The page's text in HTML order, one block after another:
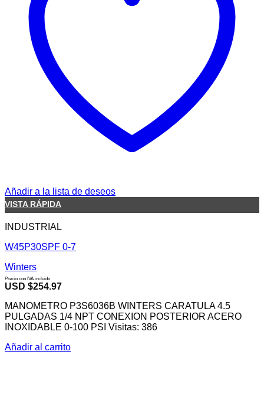
Añadir a la lista de deseos
VISTA RÁPIDA
INDUSTRIAL
W45P30SPF 0-7
Winters
Precio con IVA incluido
USD $254.97
MANOMETRO P3S6036B WINTERS CARATULA 4.5
PULGADAS 1/4 NPT CONEXION POSTERIOR ACERO
INOXIDABLE 0-100 PSI Visitas: 386
Añadir al carrito